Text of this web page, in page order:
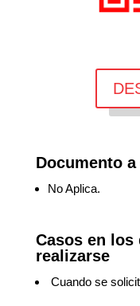
Documento
No Aplica.
Casos en los
realizarse
Cuando se